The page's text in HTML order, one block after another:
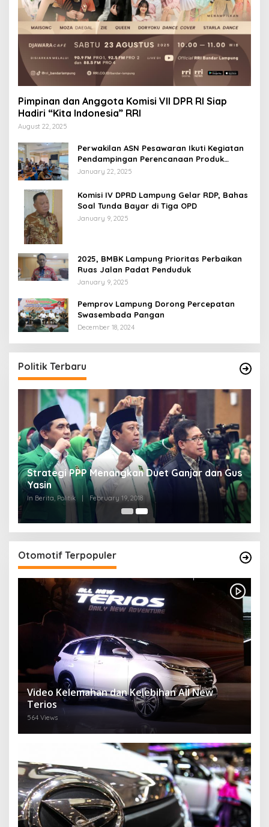
Pimpinan dan Anggota Komisi VII DPR RI Siap
Hadiri “Kita Indonesia” RRI
August 22, 2025
Perwakilan ASN Pesawaran Ikuti Kegiatan
Pendampingan Perencanaan Produk
Hukum
January 22, 2025
Komisi IV DPRD Lampung Gelar RDP, Bahas
Soal Tunda Bayar di Tiga OPD
January 9, 2025
2025, BMBK Lampung Prioritas Perbaikan
Ruas Jalan Padat Penduduk
January 9, 2025
Pemprov Lampung Dorong Percepatan
Swasembada Pangan
December 18, 2024
Politik Terbaru
Strategi PPP Menangkan Duet Ganjar dan Gus
Yasin
In Berita, Politik February 19, 2018
Otomotif Terpopuler
Video Kelemahan dan Kelebihan All New
Terios
564 Views